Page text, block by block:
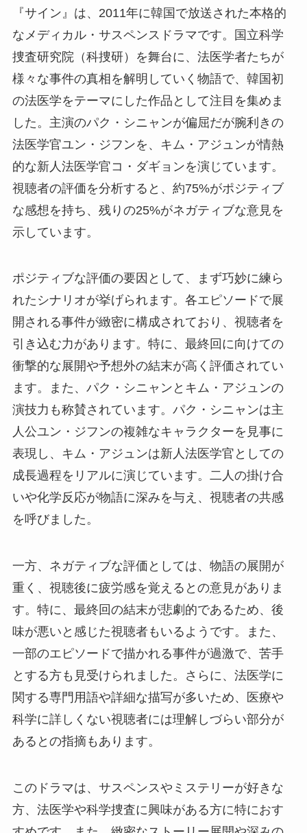
『サイン』は、2011年に韓国で放送された本格的
なメディカル・サスペンスドラマです。国立科学
捜査研究院（科捜研）を舞台に、法医学者たちが
様々な事件の真相を解明していく物語で、韓国初
の法医学をテーマにした作品として注目を集めま
した。主演のパク・シニャンが偏屈だが腕利きの
法医学官ユン・ジフンを、キム・アジュンが情熱
的な新人法医学官コ・ダギョンを演じています。
視聴者の評価を分析すると、約75%がポジティブ
な感想を持ち、残りの25%がネガティブな意見を
示しています。
ポジティブな評価の要因として、まず巧妙に練ら
れたシナリオが挙げられます。各エピソードで展
開される事件が緻密に構成されており、視聴者を
引き込む力があります。特に、最終回に向けての
衝撃的な展開や予想外の結末が高く評価されてい
ます。また、パク・シニャンとキム・アジュンの
演技力も称賛されています。パク・シニャンは主
人公ユン・ジフンの複雑なキャラクターを見事に
表現し、キム・アジュンは新人法医学官としての
成長過程をリアルに演じています。二人の掛け合
いや化学反応が物語に深みを与え、視聴者の共感
を呼びました。
一方、ネガティブな評価としては、物語の展開が
重く、視聴後に疲労感を覚えるとの意見がありま
す。特に、最終回の結末が悲劇的であるため、後
味が悪いと感じた視聴者もいるようです。また、
一部のエピソードで描かれる事件が過激で、苦手
とする方も見受けられました。さらに、法医学に
関する専門用語や詳細な描写が多いため、医療や
科学に詳しくない視聴者には理解しづらい部分が
あるとの指摘もあります。
このドラマは、サスペンスやミステリーが好きな
方、法医学や科学捜査に興味がある方に特におす